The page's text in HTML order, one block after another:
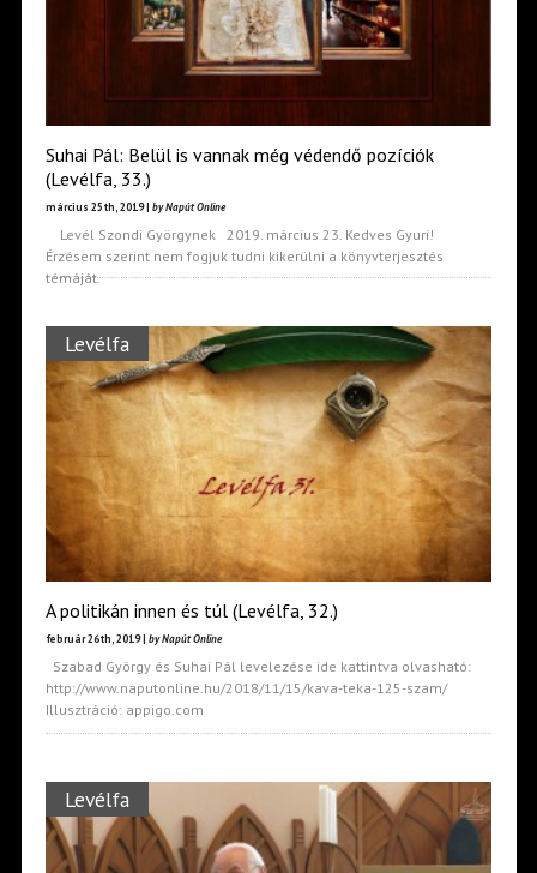
Suhai Pál: Belül is vannak még védendő pozíciók
(Levélfa, 33.)
március 25th, 2019 | by Napút Online
Levél Szondi Györgynek 2019. március 23. Kedves Gyuri!
Érzésem szerint nem fogjuk tudni kikerülni a könyvterjesztés
témáját.
Levélfa
A politikán innen és túl (Levélfa, 32.)
február 26th, 2019 | by Napút Online
Szabad György és Suhai Pál levelezése ide kattintva olvasható:
http://www.naputonline.hu/2018/11/15/kava-teka-125-szam/
Illusztráció: appigo.com
Levélfa